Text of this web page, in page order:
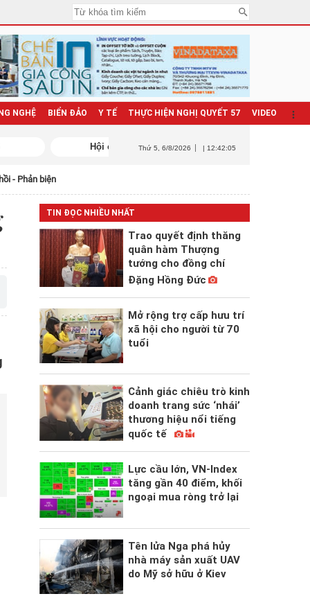
NGHỆ BIỂN ĐẢO Y TẾ THỰC HIỆN NGHỊ QUYẾT 57 VIDEO
Thứ 5 , 6/8/2026 | 12:42:06
- Phản biện
TIN ĐỌC NHIỀU NHẤT
Trao quyết định thăng
quân hàm Thượng
tướng cho đồng chí
Đặng Hồng Đức
Mở rộng trợ cấp hưu trí
xã hội cho người từ 70
tuổi
Cảnh giác chiêu trò kinh
doanh trang sức ‘nhái’
thương hiệu nổi tiếng
quốc tế
Lực cầu lớn, VN-Index
tăng gần 40 điểm, khối
ngoại mua ròng trở lại
Tên lửa Nga phá hủy
nhà máy sản xuất UAV
do Mỹ sở hữu ở Kiev